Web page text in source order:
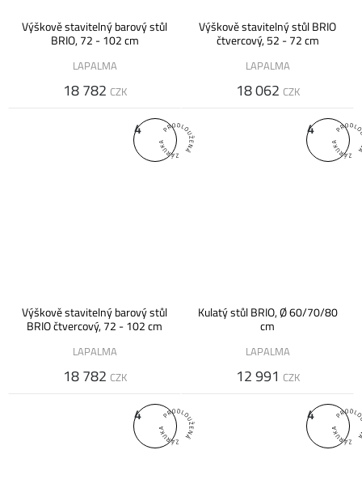
Výškově stavitelný barový stůl
BRIO, 72 - 102 cm
LAPALMA
18 782 CZK
Výškově stavitelný stůl BRIO
čtvercový, 52 - 72 cm
LAPALMA
18 062 CZK
4
Výškově stavitelný barový stůl
BRIO čtvercový, 72 - 102 cm
LAPALMA
18 782 CZK
4
Kulatý stůl BRIO, Ø 60/70/80
cm
LAPALMA
12 991 CZK
4 4